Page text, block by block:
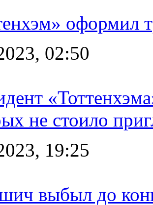
оформил
02:50
не стоило
19:25
выбыл до